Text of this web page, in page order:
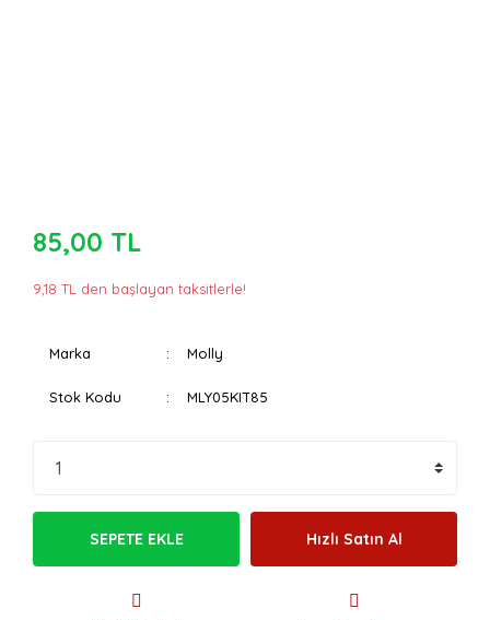
85,00 TL
9,18 TL den başlayan taksitlerle!
Marka Molly
Stok Kodu MLY05KIT85
SEPETE EKLE Hızlı Satın Al